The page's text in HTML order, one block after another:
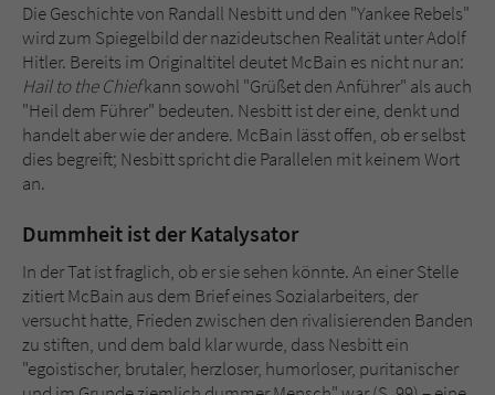
Die Geschichte von Randall Nesbitt und den "Yankee Rebels"
wird zum Spiegelbild der nazideutschen Realität unter Adolf
Hitler. Bereits im Originaltitel deutet McBain es nicht nur an:
Hail to the Chiefkann sowohl "Grüßet den Anführer" als auch
"Heil dem Führer" bedeuten. Nesbitt ist der eine, denkt und
handelt aber wie der andere. McBain lässt offen, ob er selbst
dies begreift; Nesbitt spricht die Parallelen mit keinem Wort
an.
Dummheit ist der Katalysator
In der Tat ist fraglich, ob er sie sehen könnte. An einer Stelle
zitiert McBain aus dem Brief eines Sozialarbeiters, der
versucht hatte, Frieden zwischen den rivalisierenden Banden
zu stiften, und dem bald klar wurde, dass Nesbitt ein
"egoistischer, brutaler, herzloser, humorloser, puritanischer